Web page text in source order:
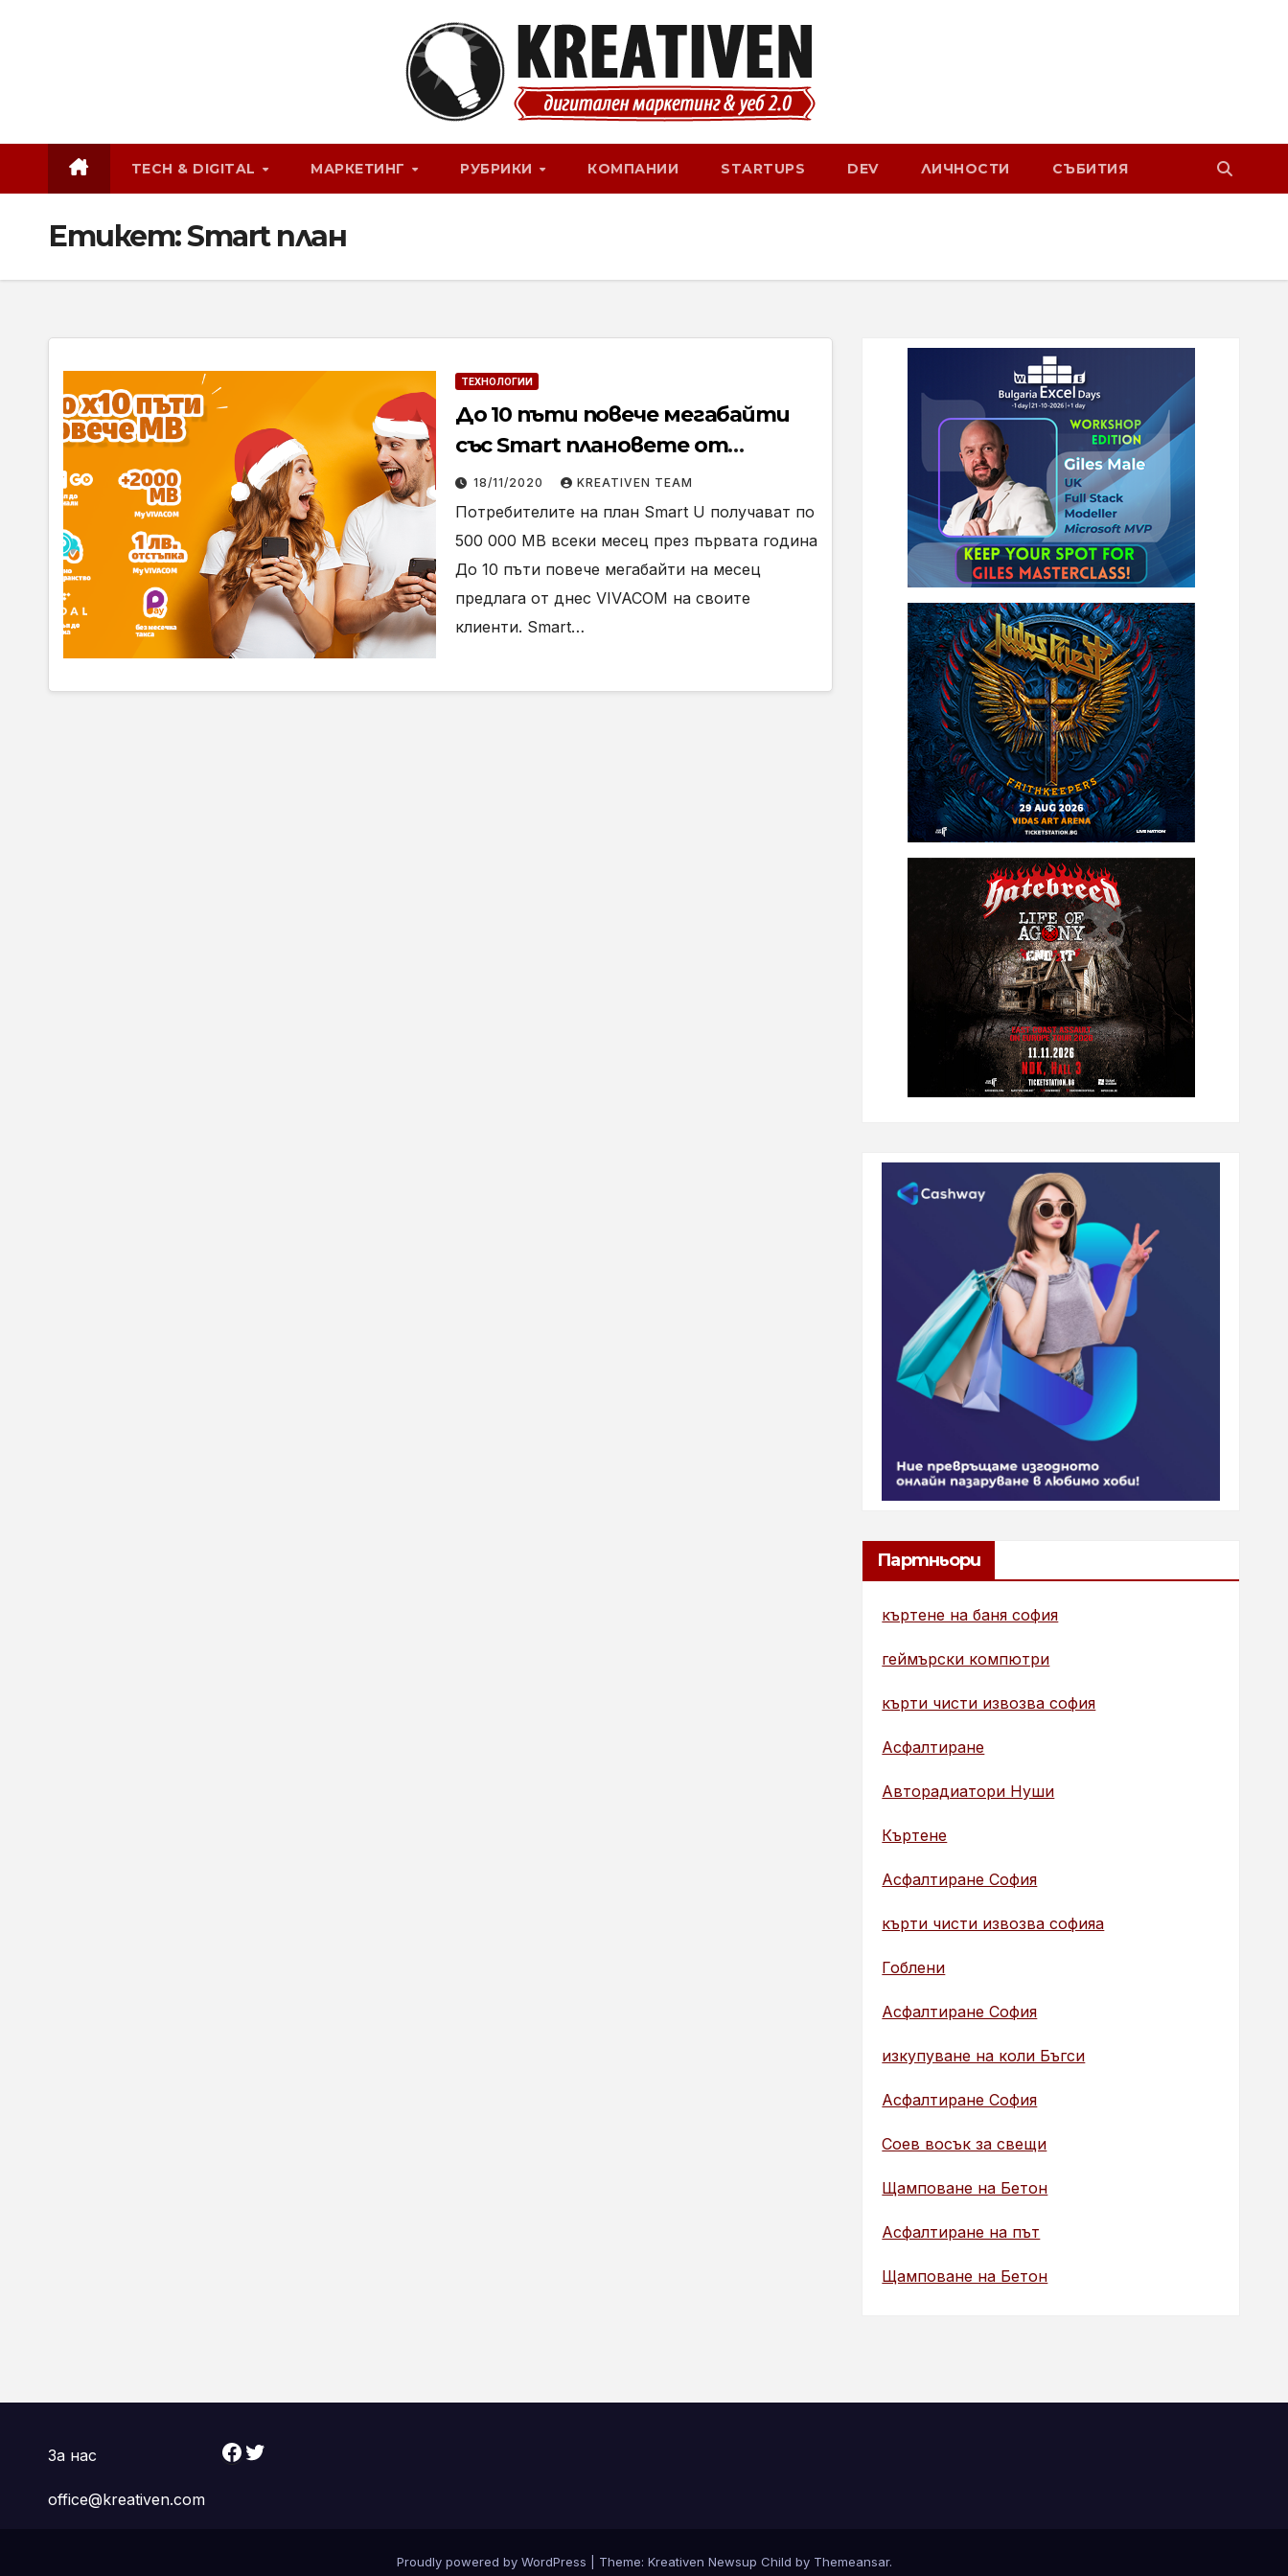
TECH & DIGITAL МАРКЕТИНГ РУБРИКИ КОМПАНИИ STARTUPS DEV ЛИЧНОСТИ СЪБИТИЯ
Етикет:Smart план
ТЕХНОЛОГИИ
До 10 пъти повече мегабайти
със Smart плановете от
VIVACOM
18/11/2020 KREATIVEN TEAM
Потребителите на план Smart U получават по
500 000 МВ всеки месец през първата година
До 10 пъти повече мегабайти на месец
предлага от днес VIVACOM на своите
клиенти. Smart…
Партньори
къртене на баня софия
геймърски компютри
кърти чисти извозва софия
Асфалтиране
Авторадиатори Нуши
Къртене
Асфалтиране София
кърти чисти извозва софияа
Гоблени
Асфалтиране София
изкупуване на коли Бъгси
Асфалтиране София
Соев восък за свещи
Щамповане на Бетон
Асфалтиране на път
Щамповане на Бетон
За нас
office@kreativen.com
Facebook Twitter
Proudly powered by WordPress Theme: Kreativen Newsup Child by Themeansar.